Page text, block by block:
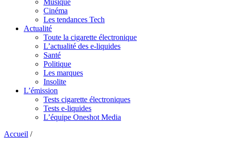
Musique
Cinéma
Les tendances Tech
Actualité
Toute la cigarette électronique
L’actualité des e-liquides
Santé
Politique
Les marques
Insolite
L’émission
Tests cigarette électroniques
Tests e-liquides
L’équipe Oneshot Media
Accueil /